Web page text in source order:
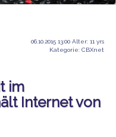
06.10.2015 13:00 Alter: 11 yrs
Kategorie: CBXnet
im
Internet von